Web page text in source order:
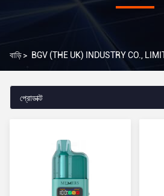
বাড়ি> BGV (THE UK) INDUSTRY CO.,
প্রোডাক্ট